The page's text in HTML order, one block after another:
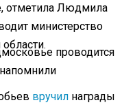
отметила Людмила
министерство
проводится
вручил награды